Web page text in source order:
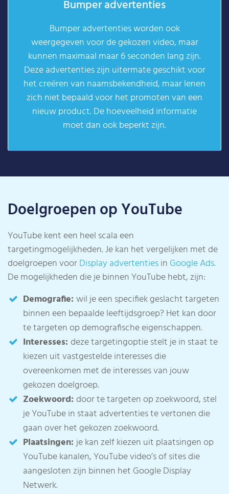
Bumper advertenties
Bumper advertenties worden ook
weergegeven voor de gekozen video, maar
kunnen maximaal maar 6 seconden lang zijn.
Deze advertenties zijn uitermate geschikt voor
het creëren van naamsbekendheid, maar lenen
zich niet bepaald voor het promoten van een
nieuw product. De hoeveelheid informatie
moet dan ook beperkt zijn.
Doelgroepen op YouTube
YouTube kent een heel scala een
targetingmogelijkheden. Je kan het vergelijken met de
doelgroepen voorDisplay advertentiesin Google Ads.
De mogelijkheden die je binnen YouTube hebt, zijn:
Demografie: wil je een specifiek geslacht targeten
binnen een bepaalde leeftijdsgroep? Het kan door
te targeten op demografische eigenschappen.
Interesses: deze targetingoptie stelt je in staat te
kiezen uit vastgestelde interesses die
overeenkomen met de interesses van jouw
gekozen doelgroep.
Zoekwoord: door te targeten op zoekwoord, stel
je YouTube in staat advertenties te vertonen die
gaan over het gekozen zoekwoord.
Plaatsingen:je kan zelf kiezen uit plaatsingen op
YouTube kanalen, YouTube video’s of sites die
aangesloten zijn binnen het Google Display
Netwerk.